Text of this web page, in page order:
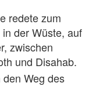
redete zum
der Wüste, auf
zwischen
und Disahab.
Weg des